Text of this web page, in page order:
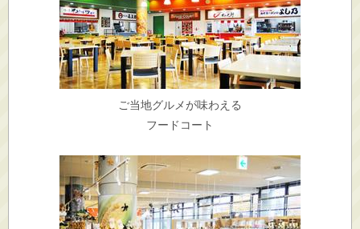
ご当地グルメが味わえる
フードコート